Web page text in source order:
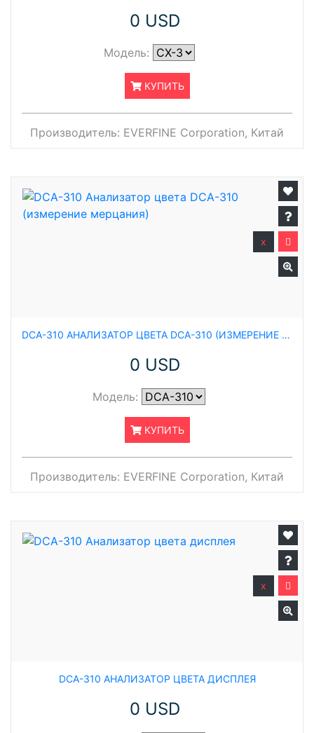
0 USD
Модель:
КУПИТЬ
Производитель: EVERFINE Corporation, Китай
DCA-310 АНАЛИЗАТОР ЦВЕТА DCA-310 (ИЗМЕРЕНИЕ МЕРЦАНИЯ)
0 USD
Модель:
КУПИТЬ
x
Производитель: EVERFINE Corporation, Китай
DCA-310 АНАЛИЗАТОР ЦВЕТА ДИСПЛЕЯ
0 USD
x